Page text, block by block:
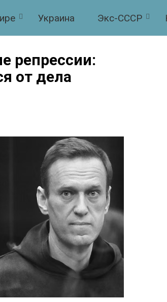
Украина Экс-СССР
репрессии:
от дела